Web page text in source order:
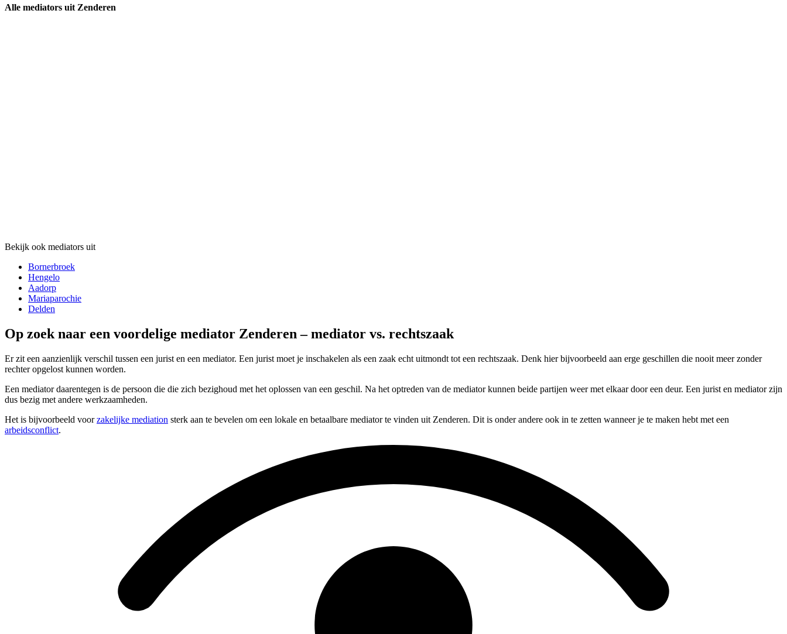
Alle mediators uit Zenderen
Bekijk ook mediators uit
Bornerbroek
Hengelo
Aadorp
Mariaparochie
Delden
Op zoek naar een voordelige mediator Zenderen – mediator vs. rechtszaak
Er zit een aanzienlijk verschil tussen een jurist en een mediator. Een jurist moet je inschakelen als een zaak echt uitmondt tot een rechtszaak. Denk hier bijvoorbeeld aan erge geschillen die nooit meer zonder
rechter opgelost kunnen worden.
Een mediator daarentegen is de persoon die die zich bezighoud met het oplossen van een geschil. Na het optreden van de mediator kunnen beide partijen weer met elkaar door een deur. Een jurist en mediator zijn
dus bezig met andere werkzaamheden.
Het is bijvoorbeeld voorzakelijke mediation sterk aan te bevelen om een lokale en betaalbare mediator te vinden uit Zenderen. Dit is onder andere ook in te zetten wanneer je te maken hebt met een
arbeidsconflict.